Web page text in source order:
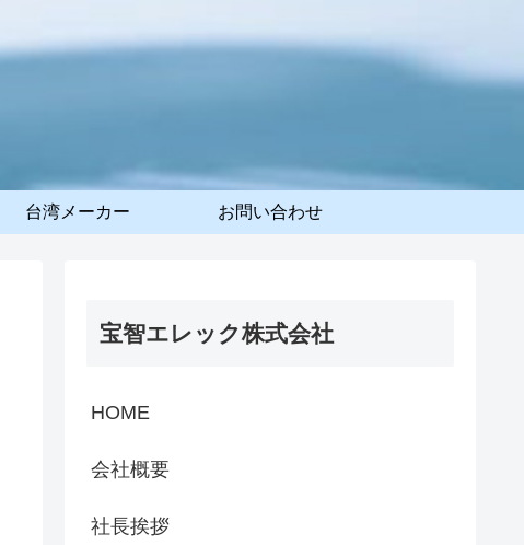
台湾メーカー お問い合わせ
宝智エレック株式会社
HOME
会社概要
社長挨拶